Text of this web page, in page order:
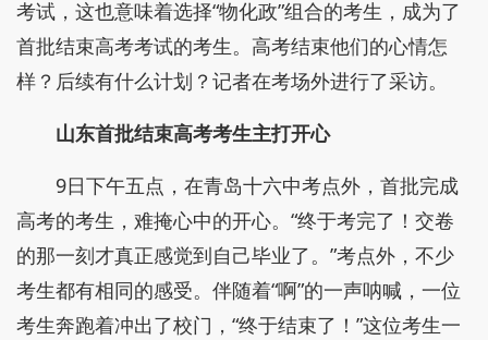
考试，这也意味着选择“物化政”组合的考生，成为了
首批结束高考考试的考生。高考结束他们的心情怎
样？后续有什么计划？记者在考场外进行了采访。
山东首批结束高考考生主打开心
9日下午五点，在青岛十六中考点外，首批完成
高考的考生，难掩心中的开心。“终于考完了！交卷
的那一刻才真正感觉到自己毕业了。”考点外，不少
考生都有相同的感受。伴随着“啊”的一声呐喊，一位
考生奔跑着冲出了校门，“终于结束了！”这位考生一